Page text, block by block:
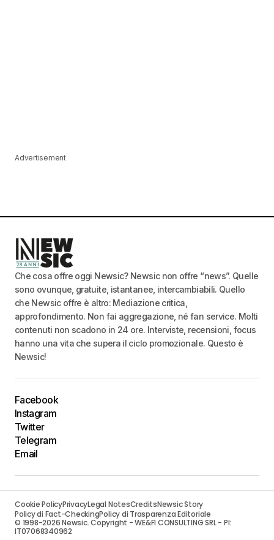
Advertisement
Che cosa offre oggi Newsic? Newsic non offre “news”. Quelle
sono ovunque, gratuite, istantanee, intercambiabili. Quello
che Newsic offre è altro: Mediazione critica,
approfondimento. Non fai aggregazione, né fan service. Molti
contenuti non scadono in 24 ore. Interviste, recensioni, focus
hanno una vita che supera il ciclo promozionale. Questo è
Newsic!
Facebook
Instagram
Twitter
Telegram
Email
Cookie PolicyPrivacyLegal NotesCreditsNewsic Story
Policy di Fact-CheckingPolicy di Trasparenza Editoriale
© 1998-2026 Newsic. Copyright - WE&FI CONSULTING SRL - PI:
IT07068340962